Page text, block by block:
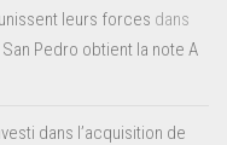
leurs forces dans
Pedro obtient la note A
dans l’acquisition de